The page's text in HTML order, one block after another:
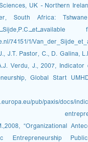
UK - Northern
South Africa:
74151/1/
J., J.T. Pastor, C., D. Galina,
Verdu, J., 2007,
Global Start
pub/paxis/docs/
M.,2008, “Organizational
Entrepreneurship